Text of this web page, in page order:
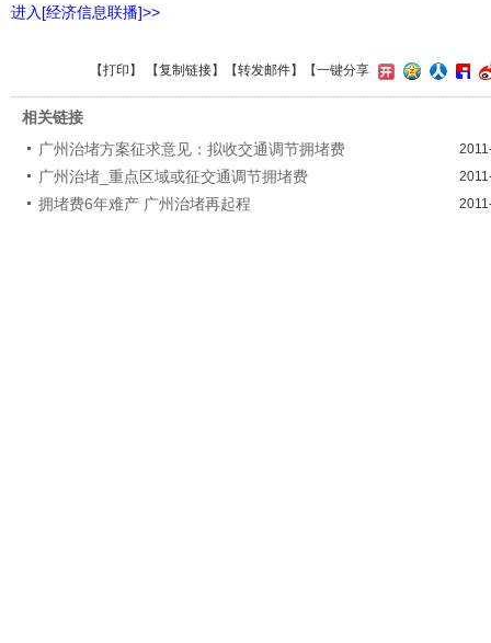
进入[经济信息联播]>>
【打印 】 【复制链接】【转发邮件】 【一键分享
相关链接
广州治堵方案征求意见：拟收交通调节拥堵费
广州治堵_重点区域或征交通调节拥堵费
拥堵费6年难产 广州治堵再起程